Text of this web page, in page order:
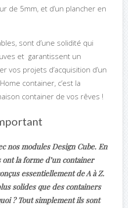
de 5mm, et d’un plancher en
sont d’une solidité qui
et garantissent un
vos projets d’acquisition d’un
container, c’est la
container de vos rêves !
nos modules Design Cube. En
la forme d’un container
essentiellement de A à Z.
solides que des containers
? Tout simplement ils sont